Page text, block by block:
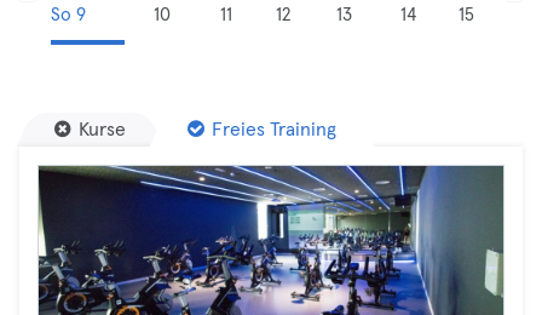
So 9
10
11
12
13
14
15
Kurse Freies Training